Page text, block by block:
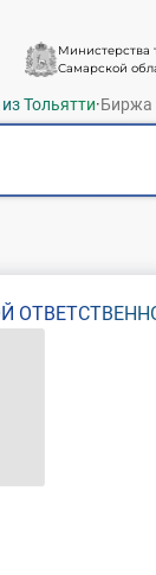
Министерства
Самарской
Тольятти·Биржа